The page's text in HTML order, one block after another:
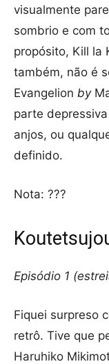
visualmente
sombrio e com
propósito, Kill la
também, não é
Evangelion by
parte
anjos, ou
definido.
Nota: ???
Episódio 1
Fiquei surpreso
retrô. Tive que
Haruhiko